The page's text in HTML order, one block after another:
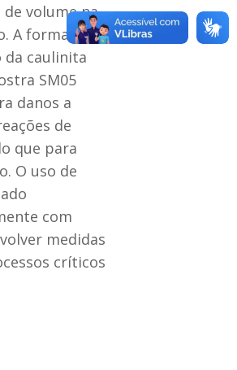
volume na
A formação
da caulinita
SM05
danos a
de
que para
O uso de
com
medidas
críticos